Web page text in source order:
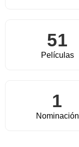
51
Películas
1
Nominación